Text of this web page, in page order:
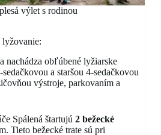
výlet s rodinou
nachádza obľúbené lyžiarske
a staršou 4-sedačkovou
výstroje, parkovaním a
Spálená štartujú 2 bežecké
Tieto bežecké trate sú pri